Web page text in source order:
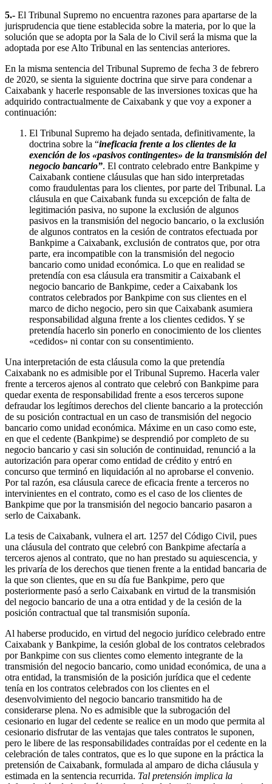
5.- El Tribunal Supremo no encuentra razones para apartarse de la
jurisprudencia que tiene establecida sobre la materia, por lo que la
solución que se adopta por la Sala de lo Civil será la misma que la
adoptada por ese Alto Tribunal en las sentencias anteriores.
En la misma sentencia del Tribunal Supremo de fecha 3 de febrero
de 2020, se sienta la siguiente doctrina que sirve para condenar a
Caixabank y hacerle responsable de las inversiones toxicas que ha
adquirido contractualmente de Caixabank y que voy a exponer a
continuación:
El Tribunal Supremo ha dejado sentada, definitivamente, la
doctrina sobre la “ineficacia frente a los clientes de la
exención de los «pasivos contingentes» de la transmisión del
negocio bancario”. El contrato celebrado entre Bankpime y
Caixabank contiene cláusulas que han sido interpretadas
como fraudulentas para los clientes, por parte del Tribunal. La
cláusula en que Caixabank funda su excepción de falta de
legitimación pasiva, no supone la exclusión de algunos
pasivos en la transmisión del negocio bancario, o la exclusión
de algunos contratos en la cesión de contratos efectuada por
Bankpime a Caixabank, exclusión de contratos que, por otra
parte, era incompatible con la transmisión del negocio
bancario como unidad económica. Lo que en realidad se
pretendía con esa cláusula era transmitir a Caixabank el
negocio bancario de Bankpime, ceder a Caixabank los
contratos celebrados por Bankpime con sus clientes en el
marco de dicho negocio, pero sin que Caixabank asumiera
responsabilidad alguna frente a los clientes cedidos. Y se
pretendía hacerlo sin ponerlo en conocimiento de los clientes
«cedidos» ni contar con su consentimiento.
Una interpretación de esta cláusula como la que pretendía
Caixabank no es admisible por el Tribunal Supremo. Hacerla valer
frente a terceros ajenos al contrato que celebró con Bankpime para
quedar exenta de responsabilidad frente a esos terceros supone
defraudar los legítimos derechos del cliente bancario a la protección
de su posición contractual en un caso de transmisión del negocio
bancario como unidad económica. Máxime en un caso como este,
en que el cedente (Bankpime) se desprendió por completo de su
negocio bancario y casi sin solución de continuidad, renunció a la
autorización para operar como entidad de crédito y entró en
concurso que terminó en liquidación al no aprobarse el convenio.
Por tal razón, esa cláusula carece de eficacia frente a terceros no
intervinientes en el contrato, como es el caso de los clientes de
Bankpime que por la transmisión del negocio bancario pasaron a
serlo de Caixabank.
La tesis de Caixabank, vulnera el art. 1257 del Código Civil, pues
una cláusula del contrato que celebró con Bankpime afectaría a
terceros ajenos al contrato, que no han prestado su aquiescencia, y
les privaría de los derechos que tienen frente a la entidad bancaria de
la que son clientes, que en su día fue Bankpime, pero que
posteriormente pasó a serlo Caixabank en virtud de la transmisión
del negocio bancario de una a otra entidad y de la cesión de la
posición contractual que tal transmisión suponía.
Al haberse producido, en virtud del negocio jurídico celebrado entre
Caixabank y Bankpime, la cesión global de los contratos celebrados
por Bankpime con sus clientes como elemento integrante de la
transmisión del negocio bancario, como unidad económica, de una a
otra entidad, la transmisión de la posición jurídica que el cedente
tenía en los contratos celebrados con los clientes en el
desenvolvimiento del negocio bancario transmitido ha de
considerarse plena. No es admisible que la subrogación del
cesionario en lugar del cedente se realice en un modo que permita al
cesionario disfrutar de las ventajas que tales contratos le suponen,
pero le libere de las responsabilidades contraídas por el cedente en la
celebración de tales contratos, que es lo que supone en la práctica la
pretensión de Caixabank, formulada al amparo de dicha cláusula y
estimada en la sentencia recurrida. Tal pretensión implica la